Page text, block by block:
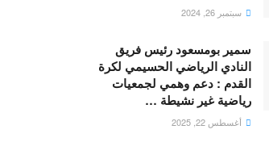
سبتمبر 26, 2024
سمير بومسعود رئيس فريق
النادي الرياضي الحسيمي لكرة
القدم : دعم وهمي لجمعيات
رياضية غير نشيطة …
أغسطس 22, 2025